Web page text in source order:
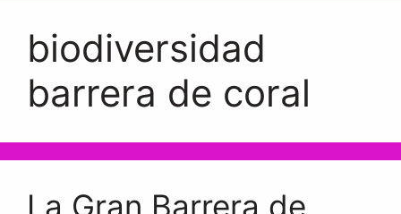
biodiversidad
barrera de coral
La Gran Barrera de